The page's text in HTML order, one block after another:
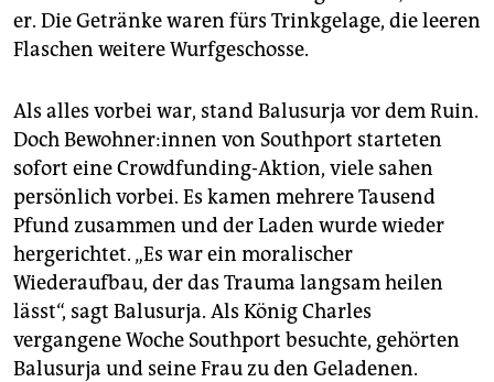
er. Die Getränke waren fürs Trinkgelage, die leeren
Flaschen weitere Wurfgeschosse.
Als alles vorbei war, stand Balusurja vor dem Ruin.
Doch Be­woh­ne­r:in­nen von Southport starteten
sofort eine Crowdfunding-Aktion, viele sahen
persönlich vorbei. Es kamen mehrere Tausend
Pfund zusammen und der Laden wurde wieder
hergerichtet. „Es war ein moralischer
Wiederaufbau, der das Trauma langsam heilen
lässt“, sagt Balusurja. Als König Charles
vergangene Woche Southport besuchte, gehörten
Balusurja und seine Frau zu den Geladenen.